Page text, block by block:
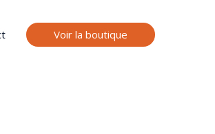
Voir la boutique